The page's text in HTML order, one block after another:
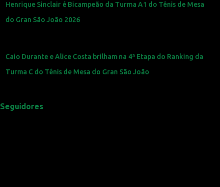
Henrique Sinclair é Bicampeão da Turma A1 do Tênis de Mesa
do Gran São João 2026
Caio Durante e Alice Costa brilham na 4ª Etapa do Ranking da
Turma C do Tênis de Mesa do Gran São João
Seguidores